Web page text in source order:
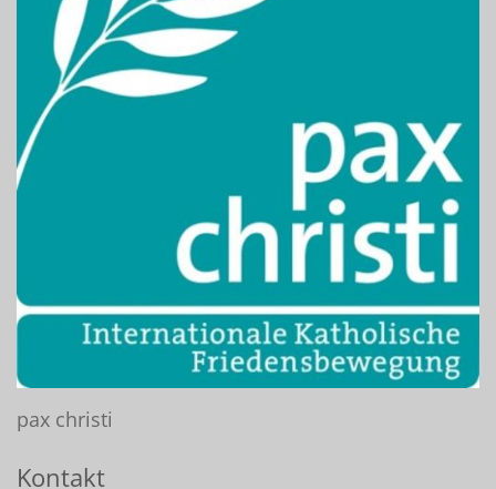
pax christi
Kontakt